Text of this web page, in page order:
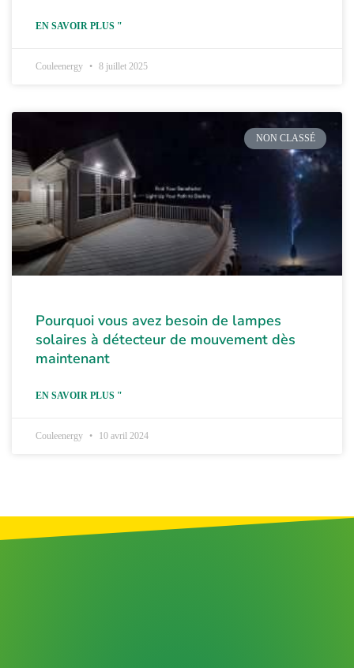
EN SAVOIR PLUS "
Couleenergy 8 juillet 2025
NON CLASSÉ
Pourquoi vous avez besoin de lampes
solaires à détecteur de mouvement dès
maintenant
EN SAVOIR PLUS "
Couleenergy 10 avril 2024